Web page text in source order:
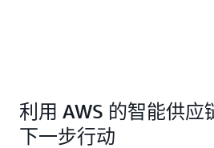
利用 AWS 的智能供应
下一步行动